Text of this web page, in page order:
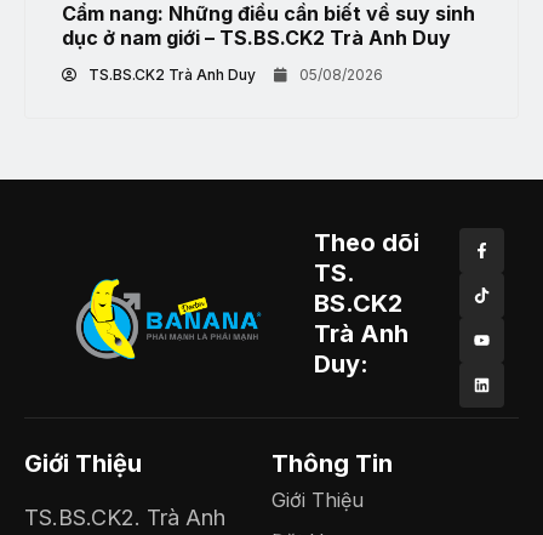
Cẩm nang: Những điều cần biết về suy sinh
dục ở nam giới – TS.BS.CK2 Trà Anh Duy
TS.BS.CK2 Trà Anh Duy 05/08/2026
Theo dõi
TS.
BS.CK2
Trà Anh
Duy:
Giới Thiệu
TS.BS.CK2. Trà Anh
Thông Tin
Giới Thiệu